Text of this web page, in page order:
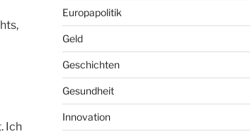
Ich
Europapolitik
Geld
Geschichten
Gesundheit
Innovation